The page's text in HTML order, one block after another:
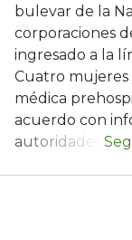
bulevar de la
corporaciones
ingresado a la
Cuatro
médica
acuerdo con
autoridades.